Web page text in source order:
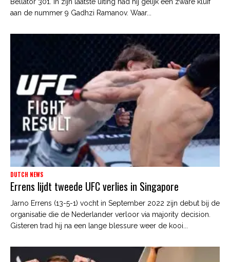
aan de nummer 9 Gadhzi Ramanov. Waar...
DUTCH NEWS
Errens lijdt tweede UFC verlies in Singapore
Jarno Errens (13-5-1) vocht in September 2022 zijn debut bij de
organisatie die de Nederlander verloor via majority decision.
Gisteren trad hij na een lange blessure weer de kooi...